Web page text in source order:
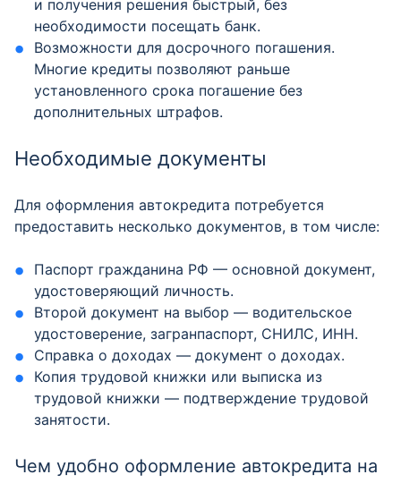
и получения решения быстрый, без
необходимости посещать банк.
Возможности для досрочного погашения.
Многие кредиты позволяют раньше
установленного срока погашение без
дополнительных штрафов.
Необходимые документы
Для оформления автокредита потребуется
предоставить несколько документов, в том числе:
Паспорт гражданина РФ — основной документ,
удостоверяющий личность.
Второй документ на выбор — водительское
удостоверение, загранпаспорт, СНИЛС, ИНН.
Справка о доходах — документ о доходах.
Копия трудовой книжки или выписка из
трудовой книжки — подтверждение трудовой
занятости.
Чем удобно оформление автокредита на